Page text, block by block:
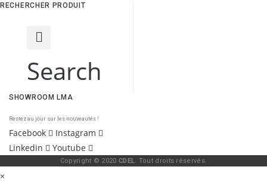
RECHERCHER PRODUIT
Search
SHOWROOM LMA
Restez au jour sur les nouveautés !
Facebook
Instagram
Linkedin
Youtube
Copyright © 2020 CDEL. Tout droits réservés.
×